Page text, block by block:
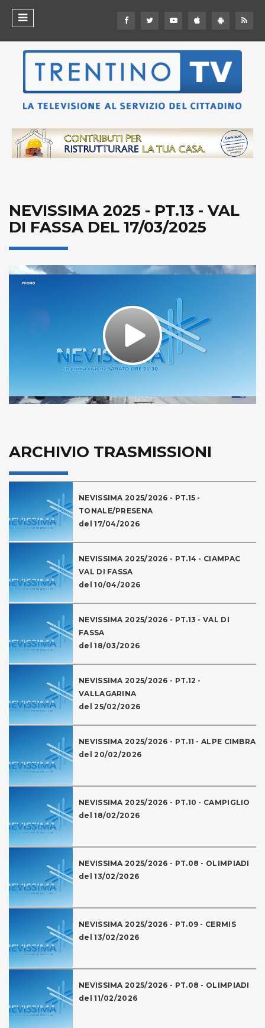
NEVISSIMA 2025 - PT.13 - VAL
DI FASSA DEL 17/03/2025
Play
Video
ARCHIVIO TRASMISSIONI
NEVISSIMA 2025/2026 - PT.15 -
TONALE/PRESENA
del 17/04/2026
NEVISSIMA 2025/2026 - PT.14 - CIAMPAC
VAL DI FASSA
del 10/04/2026
NEVISSIMA 2025/2026 - PT.13 - VAL DI
FASSA
del 18/03/2026
NEVISSIMA 2025/2026 - PT.12 -
VALLAGARINA
del 25/02/2026
NEVISSIMA 2025/2026 - PT.11 - ALPE CIMBRA
del 20/02/2026
NEVISSIMA 2025/2026 - PT.10 - CAMPIGLIO
del 18/02/2026
NEVISSIMA 2025/2026 - PT.08 - OLIMPIADI
del 13/02/2026
NEVISSIMA 2025/2026 - PT.09 - CERMIS
del 13/02/2026
NEVISSIMA 2025/2026 - PT.08 - OLIMPIADI
del 11/02/2026